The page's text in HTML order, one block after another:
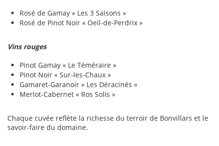
Rosé de Gamay « Les 3 Saisons »
Rosé de Pinot Noir « Oeil-de-Perdrix »
Vins rouges
Pinot Gamay « Le Téméraire »
Pinot Noir « Sur-les-Chaux »
Gamaret-Garanoir « Les Déracinés »
Merlot-Cabernet « Ros Solis »
Chaque cuvée reflète la richesse du terroir de Bonvillars et le
savoir-faire du domaine.